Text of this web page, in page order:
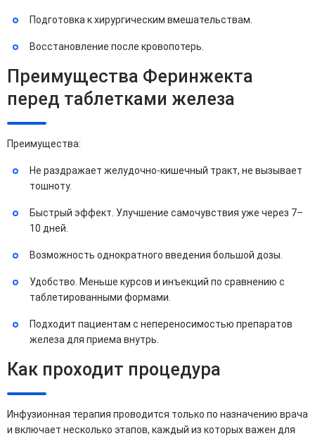
Подготовка к хирургическим вмешательствам.
Восстановление после кровопотерь.
Преимущества Феринжекта
перед таблетками железа
Преимущества:
Не раздражает желудочно-кишечный тракт, не вызывает
тошноту.
Быстрый эффект. Улучшение самочувствия уже через 7–
10 дней.
Возможность однократного введения большой дозы.
Удобство. Меньше курсов и инъекций по сравнению с
таблетированными формами.
Подходит пациентам с непереносимостью препаратов
железа для приема внутрь.
Как проходит процедура
Инфузионная терапия проводится только по назначению врача
и включает несколько этапов, каждый из которых важен для